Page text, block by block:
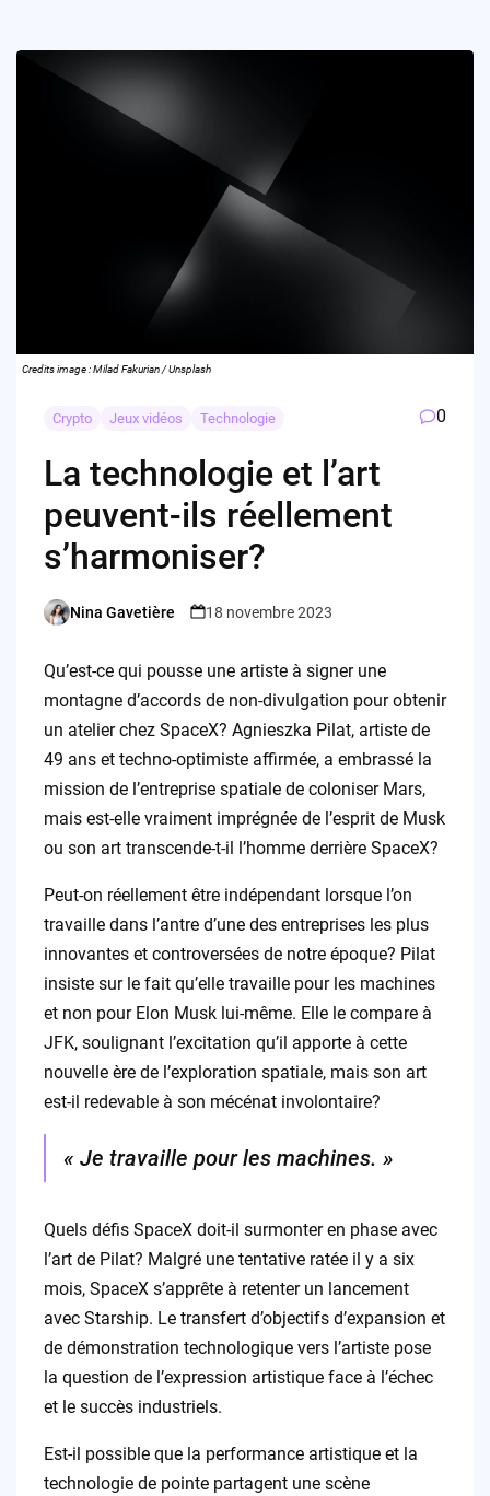
Credits image : Milad Fakurian / Unsplash
Crypto Jeux vidéos Technologie 0
La technologie et l’art
peuvent-ils réellement
s’harmoniser?
Posted
Nina Gavetière 18 novembre 2023
Qu’est-ce qui pousse une artiste à signer une
montagne d’accords de non-divulgation pour obtenir
un atelier chez SpaceX? Agnieszka Pilat, artiste de
49 ans et techno-optimiste affirmée, a embrassé la
mission de l’entreprise spatiale de coloniser Mars,
mais est-elle vraiment imprégnée de l’esprit de Musk
ou son art transcende-t-il l’homme derrière SpaceX?
Peut-on réellement être indépendant lorsque l’on
travaille dans l’antre d’une des entreprises les plus
innovantes et controversées de notre époque? Pilat
insiste sur le fait qu’elle travaille pour les machines
et non pour Elon Musk lui-même. Elle le compare à
JFK, soulignant l’excitation qu’il apporte à cette
nouvelle ère de l’exploration spatiale, mais son art
est-il redevable à son mécénat involontaire?
« Je travaille pour les machines. »
Quels défis SpaceX doit-il surmonter en phase avec
l’art de Pilat? Malgré une tentative ratée il y a six
mois, SpaceX s’apprête à retenter un lancement
avec Starship. Le transfert d’objectifs d’expansion et
de démonstration technologique vers l’artiste pose
la question de l’expression artistique face à l’échec
et le succès industriels.
Est-il possible que la performance artistique et la
technologie de pointe partagent une scène